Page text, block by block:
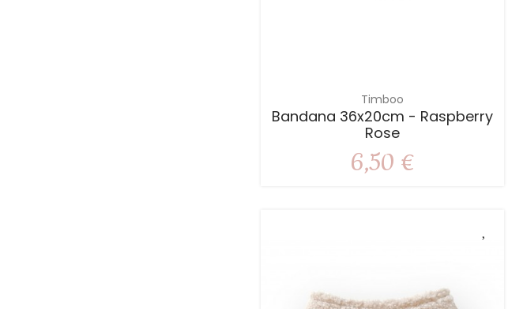
Timboo
Bandana 36x20cm - Raspberry
Rose
6,50 €